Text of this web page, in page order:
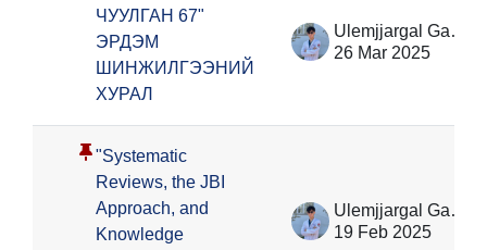
ЧУУЛГАН 67"
ЭРДЭМ
ШИНЖИЛГЭЭНИЙ
ХУРАЛ
Ulemjjargal Ganzorig
26 Mar 2025
"Systematic
Reviews, the JBI
Approach, and
Knowledge
Ulemjjargal Ganzorig
19 Feb 2025